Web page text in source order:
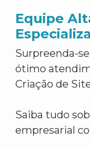
Equipe
Surpreenda-
ótimo
Criação de
Saiba tudo
empresarial